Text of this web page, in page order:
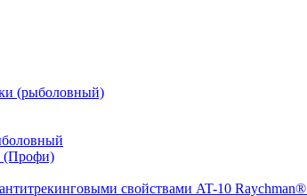
(рыболовный)
(Профи)